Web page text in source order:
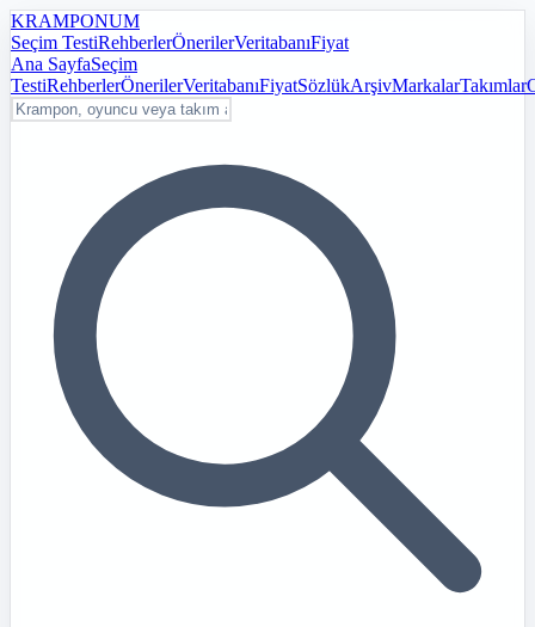
KRAMPONUM
Seçim TestiRehberlerÖnerilerVeritabanıFiyat
Ana SayfaSeçim
TestiRehberlerÖnerilerVeritabanıFiyatSözlükArşivMarkalarTakımlar